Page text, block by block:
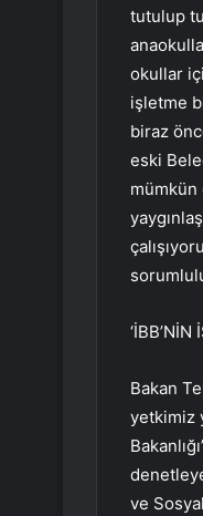
tutulup
okullar
işletme
biraz
eski
Bakan
yetkimiz
ve